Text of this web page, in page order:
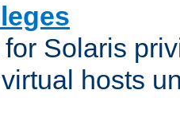
Solaris
hosts